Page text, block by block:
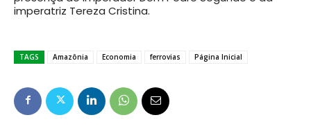
imperatriz Tereza Cristina.
TAGS Amazônia Economia ferrovias Página Inicial